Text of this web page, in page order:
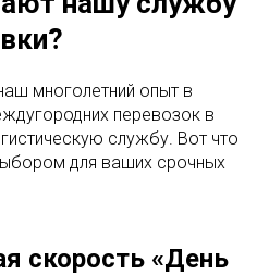
многолетний опыт в
перевозок в
службу. Вот что
для ваших срочных
скорость «День